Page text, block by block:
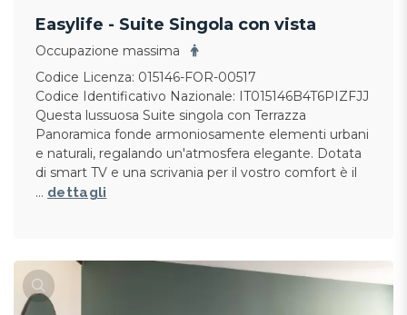
Easylife - Suite Singola con vista
Occupazione massima
Codice Licenza: 015146-FOR-00517
Codice Identificativo Nazionale: IT015146B4T6PIZFJJ
Questa lussuosa Suite singola con Terrazza
Panoramica fonde armoniosamente elementi urbani
e naturali, regalando un'atmosfera elegante. Dotata
di smart TV e una scrivania per il vostro comfort è il
… dettagli